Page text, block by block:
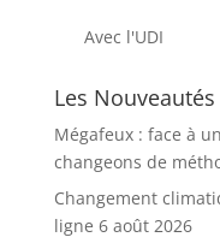
Avec l'UDI
Les Nouveautés
Mégafeux : face à
changeons de
Changement
ligne 6 août 2026